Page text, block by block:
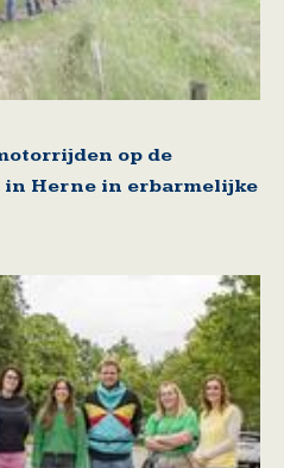
op de
in Herne in erbarmelijke